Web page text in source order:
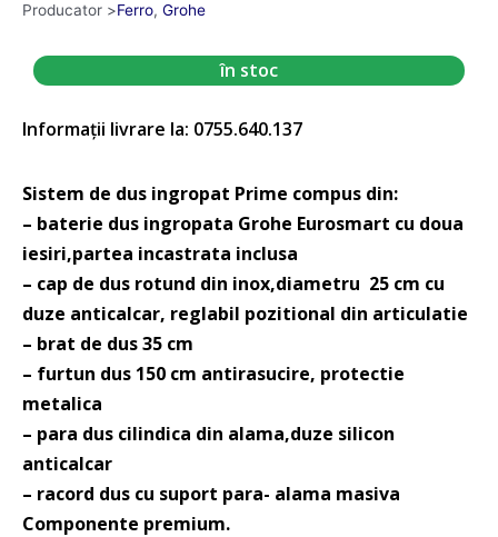
Producator >Ferro, Grohe
în stoc
Informații livrare la: 0755.640.137
Sistem de dus ingropat Prime compus din:
– baterie dus ingropata Grohe Eurosmart cu doua
iesiri,partea incastrata inclusa
– cap de dus rotund din inox,diametru 25 cm cu
duze anticalcar, reglabil pozitional din articulatie
– brat de dus 35 cm
– furtun dus 150 cm antirasucire, protectie
metalica
– para dus cilindica din alama,duze silicon
anticalcar
– racord dus cu suport para- alama masiva
Componente premium.